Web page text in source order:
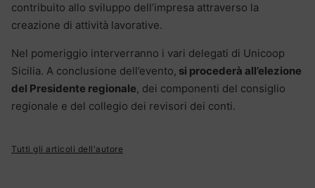
contribuito allo sviluppo dell’impresa attraverso la
creazione di attività lavorative.
Nel pomeriggio interverranno i vari delegati di Unicoop
Sicilia. A conclusione dell’evento, si procederà all’elezione
del Presidente regionale, dei componenti del consiglio
regionale e del collegio dei revisori dei conti.
Tutti gli articoli dell'autore